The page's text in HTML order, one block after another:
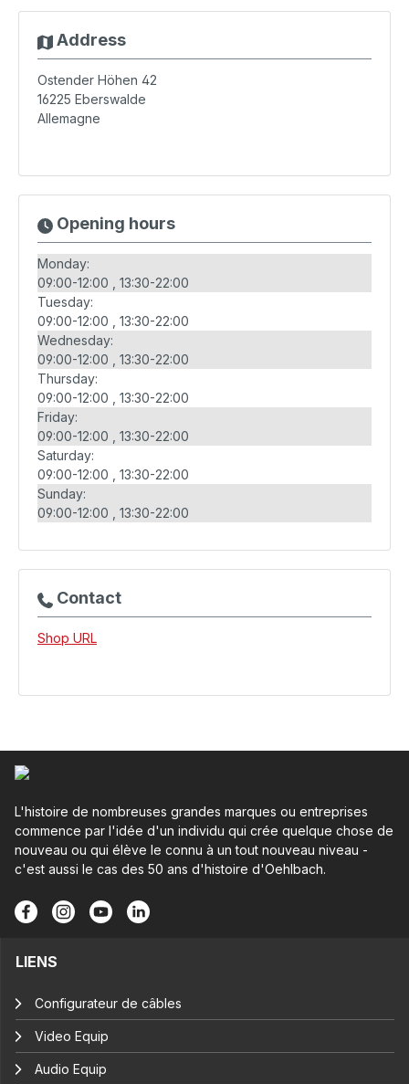
Address
Ostender Höhen 42
16225 Eberswalde
Allemagne
Opening hours
Monday:
09:00-12:00
13:30-22:00
Tuesday:
09:00-12:00
13:30-22:00
Wednesday:
09:00-12:00
13:30-22:00
Thursday:
09:00-12:00
13:30-22:00
Friday:
09:00-12:00
13:30-22:00
Saturday:
09:00-12:00
13:30-22:00
Sunday:
09:00-12:00
13:30-22:00
Contact
Shop URL
L'histoire de nombreuses grandes marques ou entreprises
commence par l'idée d'un individu qui crée quelque chose de
nouveau ou qui élève le connu à un tout nouveau niveau -
c'est aussi le cas des 50 ans d'histoire d'Oehlbach.
LIENS
Configurateur de câbles
Video Equip
Audio Equip